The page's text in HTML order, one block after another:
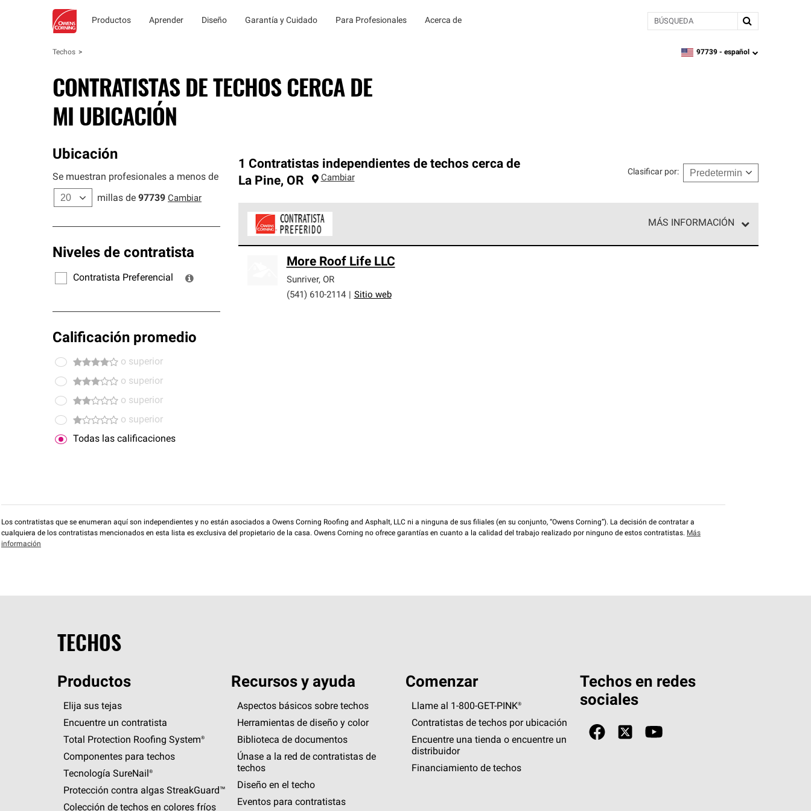
Productos Aprender Diseño Garantía y Cuidado Para Profesionales Acerca de BÚSQUEDA
Techos zipcode,language
97739 - español
CONTRATISTAS DE TECHOS CERCA DE
MI UBICACIÓN
Ubicación
Se muestran profesionales a menos de
millas de 97739 Cambiar
Niveles de contratista
Contratista Preferencial
Calificación promedio
o superior
o superior
o superior
o superior
Todas las calificaciones
1 Contratistas independientes de techos cerca de
La Pine, OR Cambiar
Clasificar por:
MÁS INFORMACIÓN
cumplen con altos estándares y requisitos estrictos de profesionalismo y confiabilidad.
More Roof Life LLC
Sunriver, OR
(541) 610-2114
Sitio web
Los contratistas que se enumeran aquí son independientes y no están asociados a Owens Corning Roofing and Asphalt, LLC ni a ninguna de sus filiales (en su conjunto, “Owens Corning”). La decisión de contratar a
cualquiera de los contratistas mencionados en esta lista es exclusiva del propietario de la casa. Owens Corning no ofrece garantías en cuanto a la calidad del trabajo realizado por ninguno de estos contratistas. Más
información
TECHOS
Productos
Elija sus tejas
Encuentre un contratista
Total Protection Roofing System®
Componentes para techos
Tecnología SureNail®
Protección contra algas StreakGuard™
Colección de techos en colores fríos
Recursos y ayuda
Aspectos básicos sobre techos
Herramientas de diseño y color
Biblioteca de documentos
Únase a la red de contratistas de
techos
Diseño en el techo
Eventos para contratistas
Comenzar
Llame al 1-800-GET -PINK®
Contratistas de techos por ubicación
Encuentre una tienda o encuentre un
distribuidor
Financiamiento de techos
Techos en redes
sociales